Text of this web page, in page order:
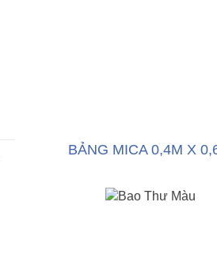
BẢNG MICA 0,4M X